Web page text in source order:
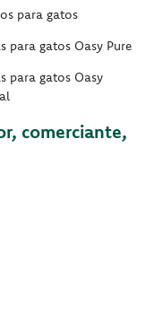
para gatos
para gatos Oasy Pure
para gatos Oasy
comerciante,